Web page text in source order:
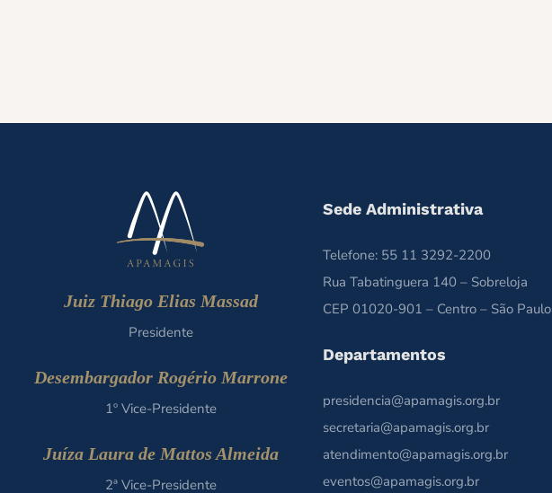
Juiz Thiago Elias Massad
Presidente
Desembargador Rogério Marrone
1º Vice-Presidente
Juíza Laura de Mattos Almeida
2ª Vice-Presidente
Sede Administrativa
Telefone: 55 11 3292-2200
Rua Tabatinguera 140 – Sobreloja
CEP 01020-901 – Centro – São Paulo
Departamentos
presidencia@apamagis.org.br
secretaria@apamagis.org.br
atendimento@apamagis.org.br
eventos@apamagis.org.br